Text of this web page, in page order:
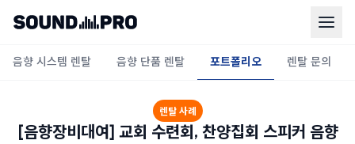
음향 시스템 렌탈 음향 단품 렌탈 포트폴리오 렌탈 문의
렌탈 사례
[음향장비대여] 교회 수련회, 찬양집회 스피커 음향